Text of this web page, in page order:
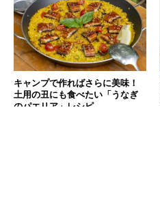
キャンプで作ればさらに美味！
土用の丑にも食べたい「うなぎ
のパエリア」レシピ